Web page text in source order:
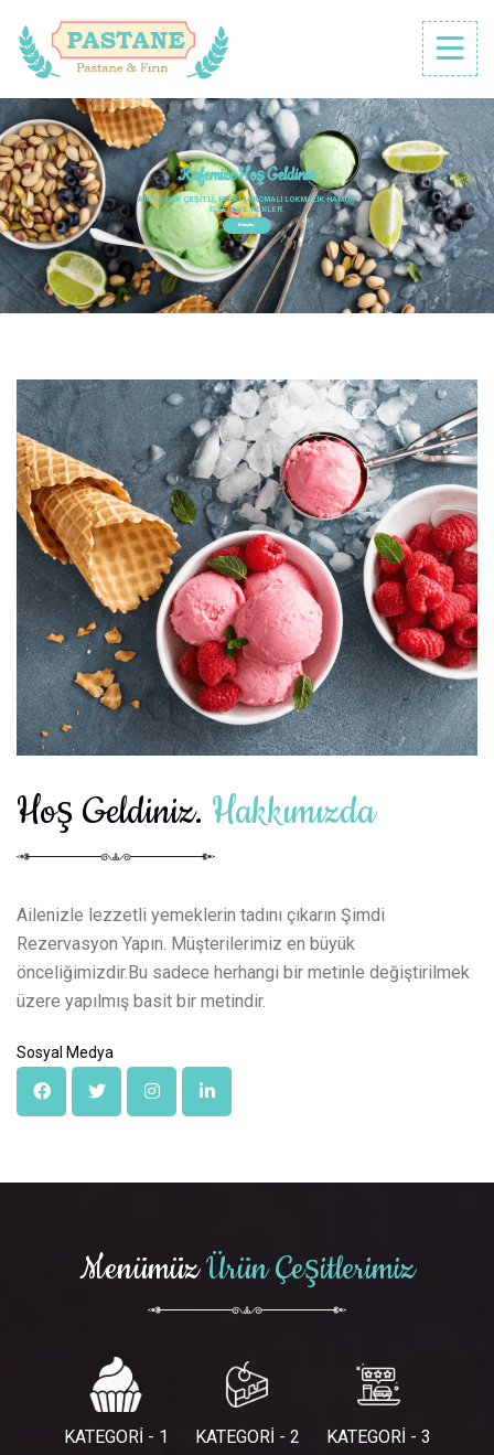
Kafemize Hoş Geldiniz
ARTIK ÇOK ÇEŞITLI, FARKLI AROMALI LOKMALIK HAMUR
IŞLERI VE KEKLER.
Detaylar
Hoş Geldiniz. Hakkımızda
Ailenizle lezzetli yemeklerin tadını çıkarın Şimdi
Rezervasyon Yapın. Müşterilerimiz en büyük
önceliğimizdir.Bu sadece herhangi bir metinle değiştirilmek
üzere yapılmış basit bir metindir.
Sosyal Medya
MenümüzÜrün Çeşitlerimiz
KATEGORİ - 1 KATEGORİ - 2 KATEGORİ - 3